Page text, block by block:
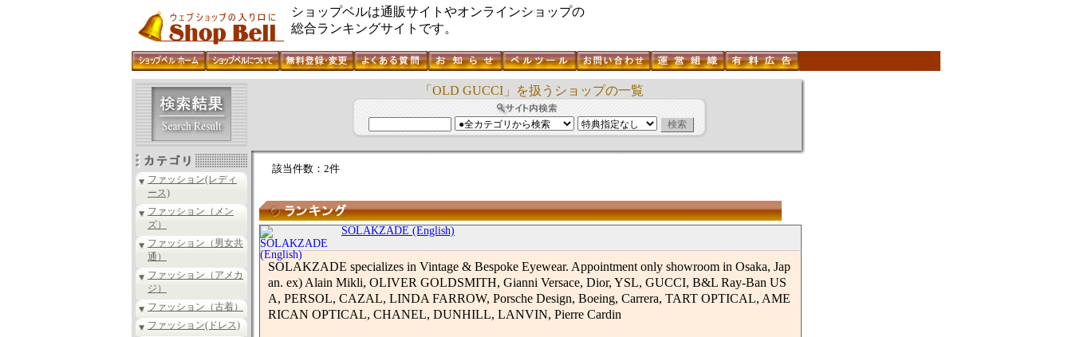
ショップベルは通販サイトやオンラインショップの
総合ランキングサイトです。
ファッション(レディ
ース)
ファッション（メン
ズ）
ファッション（男女共
通）
ファッション（アメカ
ジ）
ファッション（古着）
ファッション(ドレス)
「OLD GUCCI」を扱うショップの一覧
該当件数：2件
SOLAKZADE (English)
SOLAKZADE specializes in Vintage & Bespoke Eyewear. Appointment only showroom in Osaka, Jap
an. ex) Alain Mikli, OLIVER GOLDSMITH, Gianni Versace, Dior, YSL, GUCCI, B&L Ray-Ban US
A, PERSOL, CAZAL, LINDA FARROW, Porsche Design, Boeing, Carrera, TART OPTICAL, AME
RICAN OPTICAL, CHANEL, DUNHILL, LANVIN, Pierre Cardin